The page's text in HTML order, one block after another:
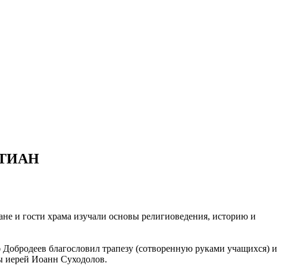
и гости храма изучали основы религиоведения, историю и
благословил трапезу (сотворенную руками учащихся) и
иерей Иоанн Суходолов.